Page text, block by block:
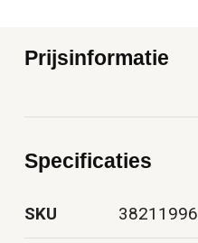
Prijsinformatie
Specificaties
SKU 38211996